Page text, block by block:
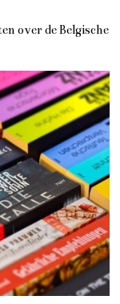
over de Belgische